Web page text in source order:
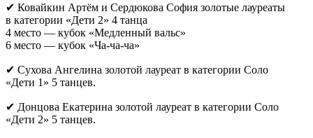
✔ Ковайкин Артём и Сердюкова София золотые лауреаты
в категории «Дети 2» 4 танца
4 место — кубок «Медленный вальс»
6 место — кубок «Ча-ча-ча»
✔ Сухова Ангелина золотой лауреат в категории Соло
«Дети 1» 5 танцев.
✔ Донцова Екатерина золотой лауреат в категории Соло
«Дети 2» 5 танцев.